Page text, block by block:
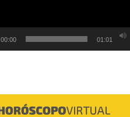
00:00 01:01